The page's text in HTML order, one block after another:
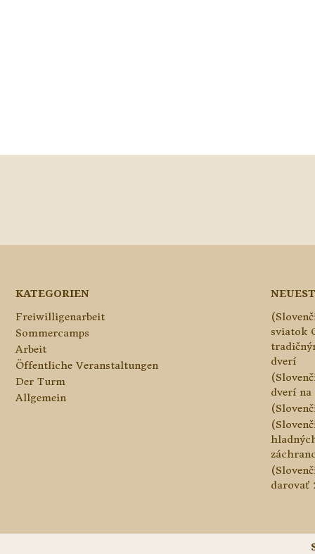
KATEGORIEN
Freiwilligenarbeit
Sommercamps
Arbeit
Öffentliche Veranstaltungen
Der Turm
Allgemein
sviatok
dverí
dverí na
darovať